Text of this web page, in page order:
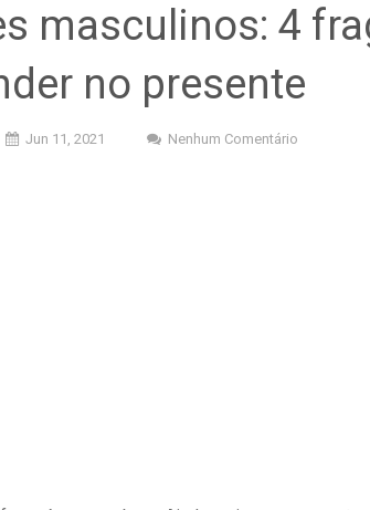
masculinos: 4
no presente
Jun 11, 2021 Nenhum Comentário